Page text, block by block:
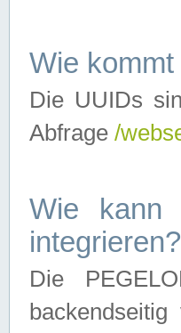
Wie
Die UUIDs
Abfrage /
Wie kann
integrieren?
Die